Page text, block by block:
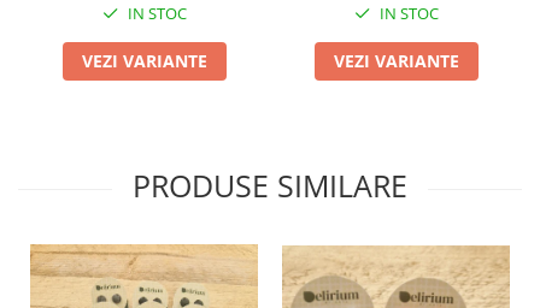
IN STOC
VEZI VARIANTE
IN STOC
VEZI VARIANTE
PRODUSE SIMILARE